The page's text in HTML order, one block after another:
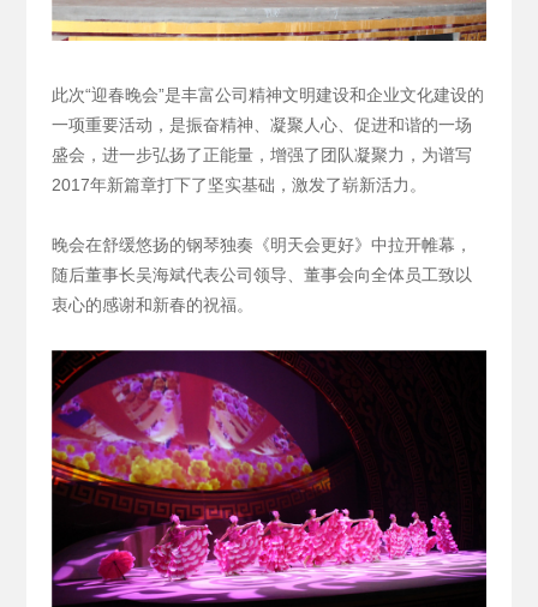
此次“迎春晚会”是丰富公司精神文明建设和企业文化建设的
一项重要活动，是振奋精神、凝聚人心、促进和谐的一场
盛会，进一步弘扬了正能量，增强了团队凝聚力，为谱写
2017年新篇章打下了坚实基础，激发了崭新活力。
晚会在舒缓悠扬的钢琴独奏《明天会更好》中拉开帷幕，
随后董事长吴海斌代表公司领导、董事会向全体员工致以
衷心的感谢和新春的祝福。